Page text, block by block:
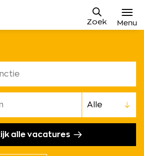
Zoek Menu
alle vacatures